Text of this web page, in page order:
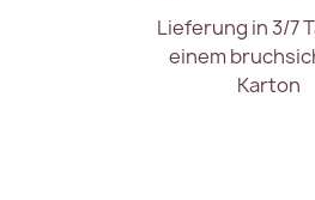
Lieferung in 3/7
einem
Karton